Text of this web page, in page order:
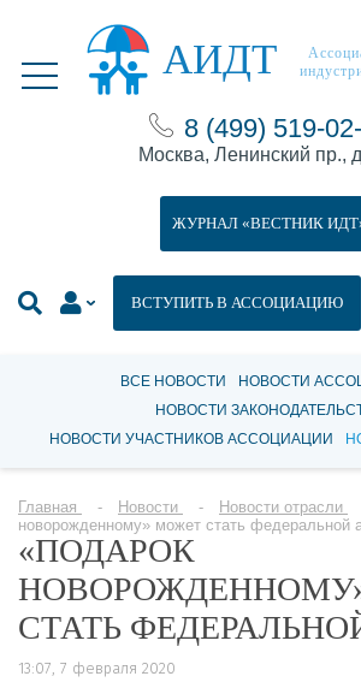
АИДТ
8 (499) 519-
Москва, Ленинский пр.,
ВСТУПИТЬ В АССОЦИАЦИЮ
ЖУРНАЛ «ВЕСТНИК
ВСЕ НОВОСТИ
НОВОСТИ
НОВОСТИ
НОВОСТИ УЧАСТНИКОВ АССОЦИАЦИИ
Главная Новости Новости отрасли
новорожденному» может стать федеральной
«ПОДАРОК
СТАТЬ
13:07, 7 февраля 2020